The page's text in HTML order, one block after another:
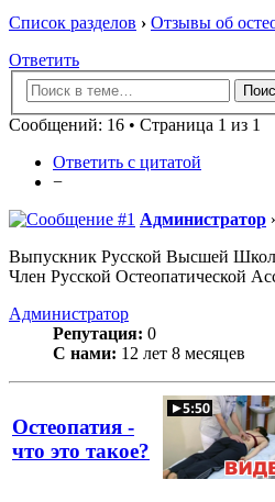
Список разделов › Отзывы об
Ответить
Сообщений: 16 • Страница 1 из 1
Ответить с цитатой
−
Администратор
Выпускник Русской Высшей
Член Русской Остеопатической
Администратор
Репутация: 0
С нами: 12 лет 8 месяцев
Остеопатия -
что это такое?